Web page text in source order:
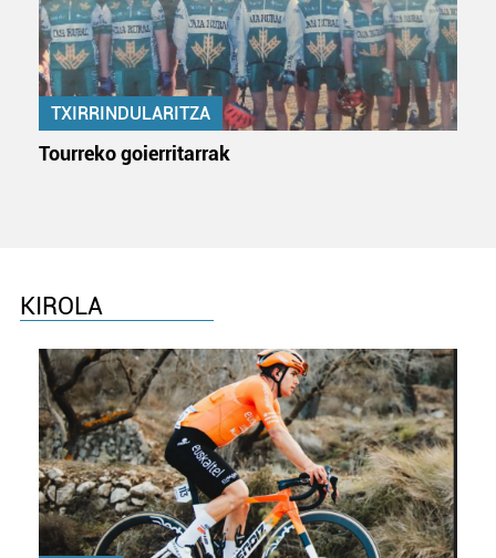
TXIRRINDULARITZA
Tourreko goierritarrak
KIROLA